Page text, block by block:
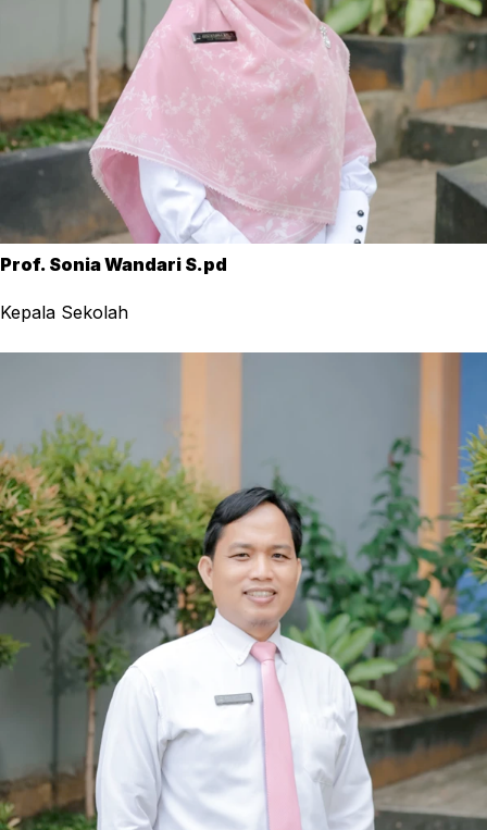
Prof. Sonia Wandari S.pd
Kepala Sekolah